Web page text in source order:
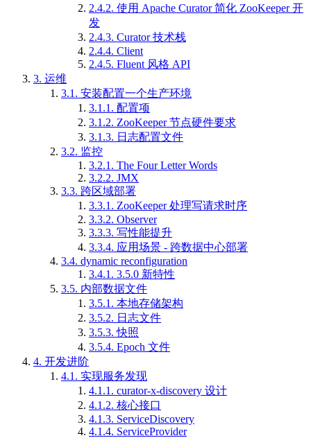
2.4.2. 使用 Apache Curator 简化 ZooKeeper 开
发
2.4.3. Curator 技术栈
2.4.4. Client
2.4.5. Fluent 风格 API
3. 运维
3.1. 安装配置一个生产环境
3.1.1. 配置项
3.1.2. ZooKeeper 节点硬件要求
3.1.3. 日志配置文件
3.2. 监控
3.2.1. The Four Letter Words
3.2.2. JMX
3.3. 跨区域部署
3.3.1. ZooKeeper 处理写请求时序
3.3.2. Observer
3.3.3. 写性能提升
3.3.4. 应用场景 - 跨数据中心部署
3.4. dynamic reconfiguration
3.4.1. 3.5.0 新特性
3.5. 内部数据文件
3.5.1. 本地存储架构
3.5.2. 日志文件
3.5.3. 快照
3.5.4. Epoch 文件
4. 开发进阶
4.1. 实现服务发现
4.1.1. curator-x-discovery 设计
4.1.2. 核心接口
4.1.3. ServiceDiscovery
4.1.4. ServiceProvider